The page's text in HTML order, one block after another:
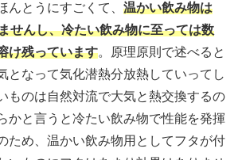
んとうにすごくて、 温かい飲み物は
せんし、冷たい飲み物に至っては数
け残っています。原理原則で述べると
となって気化潜熱分放熱していってし
ものは自然対流で大気と熱交換するの
かと言うと冷たい飲み物で性能を発揮
ため、温かい飲み物用としてフタが付